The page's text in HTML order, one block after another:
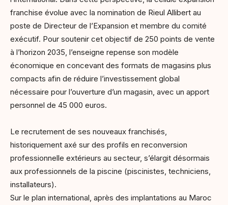
franchise évolue avec la nomination de Rieul Allibert au
poste de Directeur de l’Expansion et membre du comité
exécutif. Pour soutenir cet objectif de 250 points de vente
à l’horizon 2035, l’enseigne repense son modèle
économique en concevant des formats de magasins plus
compacts afin de réduire l’investissement global
nécessaire pour l’ouverture d’un magasin, avec un apport
personnel de 45 000 euros.
Le recrutement de ses nouveaux franchisés,
historiquement axé sur des profils en reconversion
professionnelle extérieurs au secteur, s’élargit désormais
aux professionnels de la piscine (piscinistes, techniciens,
installateurs).
Sur le plan international, après des implantations au Maroc